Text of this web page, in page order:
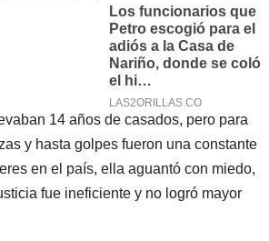
14 años de casados, pero para
y hasta golpes fueron una constante
en el país, ella aguantó con miedo,
fue ineficiente y no logró mayor